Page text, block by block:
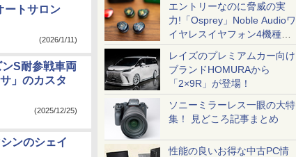
エントリーなのに脅威の実
力!「Osprey」Noble Audioワ
イヤレスイヤフォン4機種を
一気に聴く
レイズのプレミアムカー向け
ブランドHOMURAから
「2×9R」が登場！
ソニーミラーレス一眼の大特
集！ 見どころ記事まとめ
性能の良いお得な中古PC情
ートサロン
(2026/1/11)
S耐参戦車両
」のカスタ
(2025/12/25)
ンのシェイ